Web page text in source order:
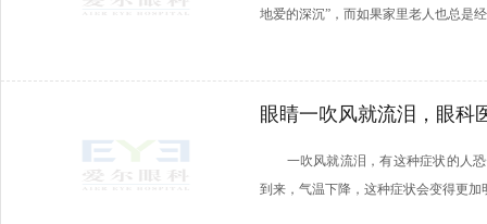
地爱的深沉”，而如果家里老人也总是
眼睛一吹风就流泪，眼科
一吹风就流泪，有这种症状的人恐
到来，气温下降，这种症状会变得更加